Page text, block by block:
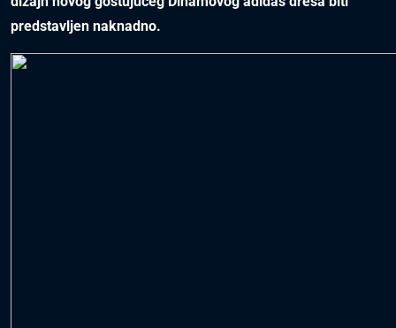
predstavljen naknadno.